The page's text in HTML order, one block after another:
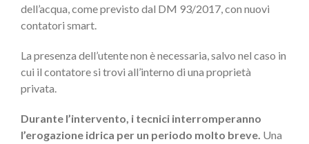
dell’acqua, come previsto dal DM 93/2017, con nuovi
contatori smart.
La presenza dell’utente non è necessaria, salvo nel caso in
cui il contatore si trovi all’interno di una proprietà
privata.
Durante l’intervento, i tecnici interromperanno
l’erogazione idrica per un periodo molto breve. Una